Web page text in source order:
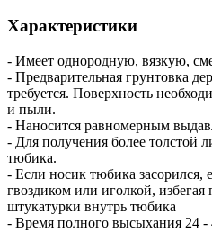
Характеристики
- Имеет однородную, вязкую,
- Предварительная грунтовка
требуется. Поверхность
и пыли.
- Наносится равномерным
- Для получения более толстой
тюбика.
- Если носик тюбика засорился,
гвоздиком или иголкой, избегая
штукатурки внутрь тюбика
- Время полного высыхания 24 -